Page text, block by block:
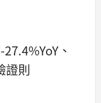
、
證則